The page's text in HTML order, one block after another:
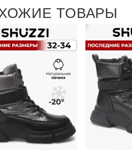
ТОВАРЫ